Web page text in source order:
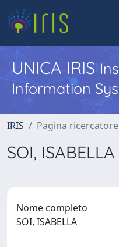
UNICA IRIS
Information
IRIS Pagina ricercatore
SOI, ISABELLA
Nome completo
SOI, ISABELLA